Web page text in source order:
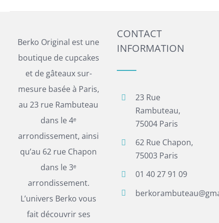
Berko Original est une
boutique de cupcakes
et de gâteaux sur-
mesure basée à Paris,
au 23 rue Rambuteau
dans le 4ᵉ
arrondissement, ainsi
qu’au 62 rue Chapon
dans le 3ᵉ
arrondissement.
L’univers Berko vous
fait découvrir ses
CONTACT
INFORMATION
23 Rue
Rambuteau,
75004 Paris
62 Rue Chapon,
75003 Paris
01 40 27 91 09